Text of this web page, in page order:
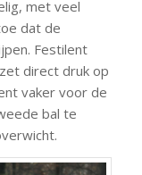
met veel
dat de
Festilent
direct druk op
vaker voor de
bal te